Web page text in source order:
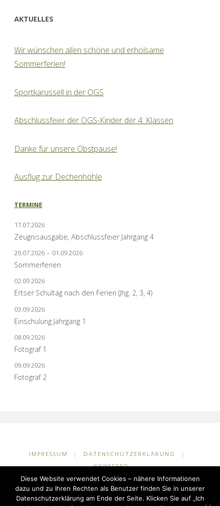
AKTUELLES
Wir wünschen allen schöne und erholsame
Sommerferien!
Sportkarussell in der OGS
Abschlussfeier der OGS-Kinder der 4. Klassen
Danke für unsere Obstpause!
Ausflug zur Dechenhöhle
TERMINE
17.07.2026
Zeugnisausgabe, Abschlussfeier Jahrgang 4
20.07.2026 – 01.09.2026
Sommerferien
02.09.2026
Ertser Schultag nach den Ferien (Jhg. 2, 3, 4)
03.09.2026
Einschulung Jahrgang 1
08.09.2026
Fotograf 1
09.09.2026
Fotograf 2
IMPRESSUM | DATENSCHUTZERKLÄRUNG
|
NEWSFEED
©2026 Grundschule Kuhlerkamp
Diese Website verwendet Cookies – nähere Informationen
dazu und zu Ihren Rechten als Benutzer finden Sie in unserer
Datenschutzerklärung am Ende der Seite. Klicken Sie auf „Ich